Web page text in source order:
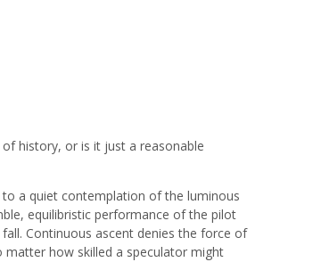
history, or is it just a reasonable
a quiet contemplation of the luminous
equilibristic performance of the pilot
Continuous ascent denies the force of
how skilled a speculator might